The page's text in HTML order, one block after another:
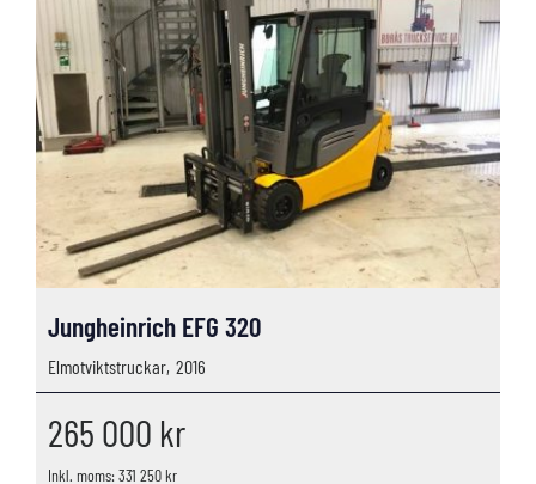
Jungheinrich EFG 320
Elmotviktstruckar, 2016
265 000 kr
Inkl. moms: 331 250 kr